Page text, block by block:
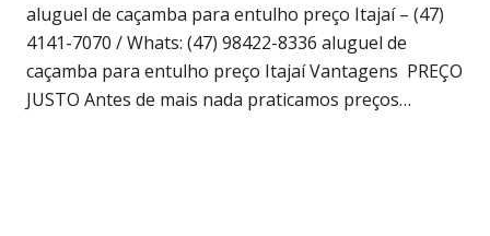
aluguel de caçamba para entulho preço Itajaí – (47)
4141-7070 / Whats: (47) 98422-8336 aluguel de
caçamba para entulho preço Itajaí Vantagens PREÇO
JUSTO Antes de mais nada praticamos preços…